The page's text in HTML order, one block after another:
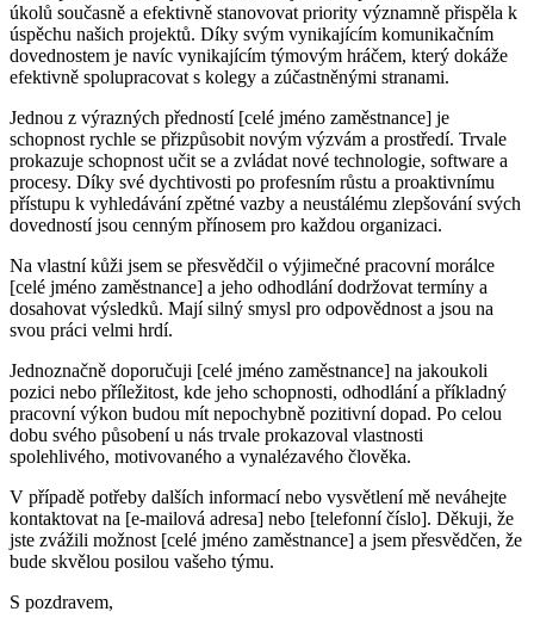
úkolů současně a efektivně stanovovat priority významně přispěla k
úspěchu našich projektů. Díky svým vynikajícím komunikačním
dovednostem je navíc vynikajícím týmovým hráčem, který dokáže
efektivně spolupracovat s kolegy a zúčastněnými stranami.
Jednou z výrazných předností [celé jméno zaměstnance] je
schopnost rychle se přizpůsobit novým výzvám a prostředí. Trvale
prokazuje schopnost učit se a zvládat nové technologie, software a
procesy. Díky své dychtivosti po profesním růstu a proaktivnímu
přístupu k vyhledávání zpětné vazby a neustálému zlepšování svých
dovedností jsou cenným přínosem pro každou organizaci.
Na vlastní kůži jsem se přesvědčil o výjimečné pracovní morálce
[celé jméno zaměstnance] a jeho odhodlání dodržovat termíny a
dosahovat výsledků. Mají silný smysl pro odpovědnost a jsou na
svou práci velmi hrdí.
Jednoznačně doporučuji [celé jméno zaměstnance] na jakoukoli
pozici nebo příležitost, kde jeho schopnosti, odhodlání a příkladný
pracovní výkon budou mít nepochybně pozitivní dopad. Po celou
dobu svého působení u nás trvale prokazoval vlastnosti
spolehlivého, motivovaného a vynalézavého člověka.
V případě potřeby dalších informací nebo vysvětlení mě neváhejte
kontaktovat na [e-mailová adresa] nebo [telefonní číslo]. Děkuji, že
jste zvážili možnost [celé jméno zaměstnance] a jsem přesvědčen, že
bude skvělou posilou vašeho týmu.
S pozdravem,